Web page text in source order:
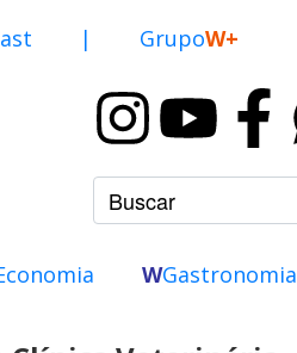
| GrupoW+
WGastronomia